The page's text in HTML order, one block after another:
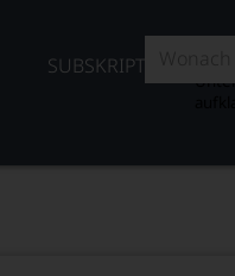
SUBSKRIPTION